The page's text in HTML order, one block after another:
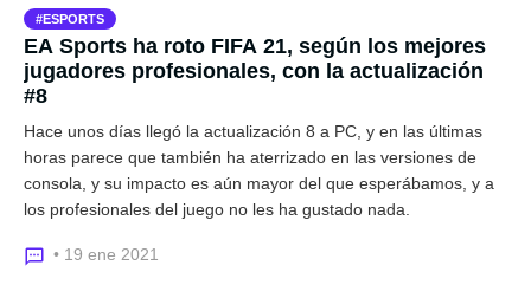
ESPORTS
EA Sports ha roto FIFA 21, según los mejores
jugadores profesionales, con la actualización
#8
Hace unos días llegó la actualización 8 a PC, y en las últimas
horas parece que también ha aterrizado en las versiones de
consola, y su impacto es aún mayor del que esperábamos, y a
los profesionales del juego no les ha gustado nada.
• 19 ene 2021